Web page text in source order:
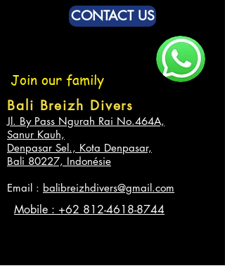
CONTACT US
Join our family
Bali Breizh Divers
Jl. By Pass Ngurah Rai No.464A,
Sanur Kauh,
Denpasar Sel., Kota Denpasar,
Bali 80227, Indonésie
Email : balibreizhdivers@gmail.com
Mobile : +62 812-4618-8744